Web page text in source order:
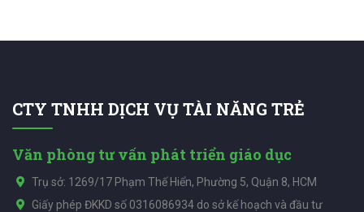
CTY TNHH DỊCH VỤ TÀI NĂNG TRẺ
Văn phòng tư vấn phát triển giáo dục
Trụ sở: 1269/17 Phạm Thế Hiển, Phường 5, Quận 8, HCM
Giấy phép ĐKKD số 0316086934 do sở kế hoạch và đầu tư